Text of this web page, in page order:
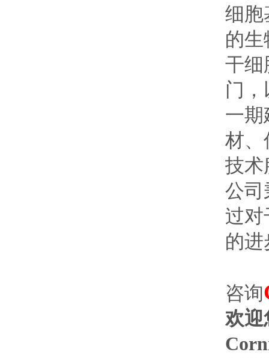
细胞
的
干细
门
一期
材、
技术
公司
过对
的
咨询
欢